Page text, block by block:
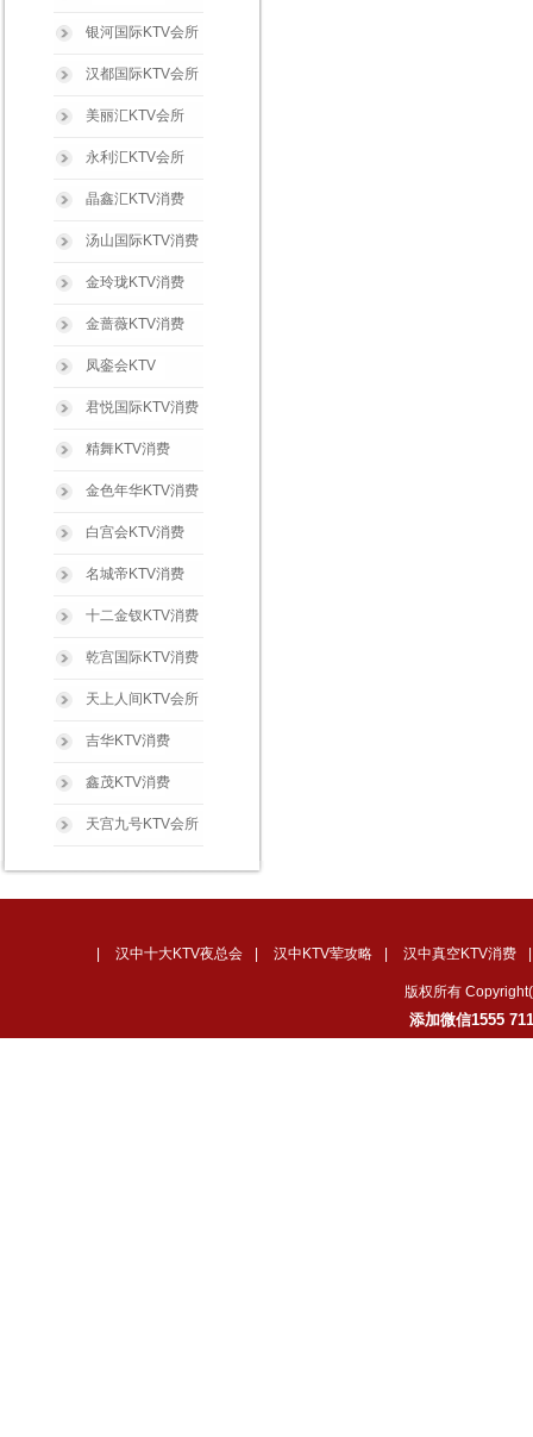
银河国际KTV会所
汉都国际KTV会所
美丽汇KTV会所
永利汇KTV会所
晶鑫汇KTV消费
汤山国际KTV消费
金玲珑KTV消费
金蔷薇KTV消费
凤銮会KTV
君悦国际KTV消费
精舞KTV消费
金色年华KTV消费
白宫会KTV消费
名城帝KTV消费
十二金钗KTV消费
乾宫国际KTV消费
天上人间KTV会所
吉华KTV消费
鑫茂KTV消费
天宫九号KTV会所
汉中十大KTV夜总会 汉中KTV荤攻略 汉中真空KTV消费
版权所有
添加微信1555